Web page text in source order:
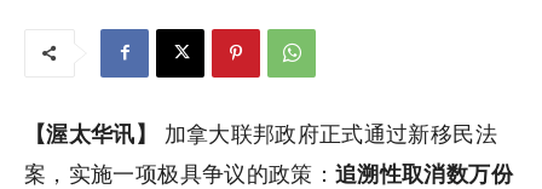
【渥太华讯】
加拿大联邦政府正式通过新移民法
案，实施一项极具争议的政策：追溯性取消数万份